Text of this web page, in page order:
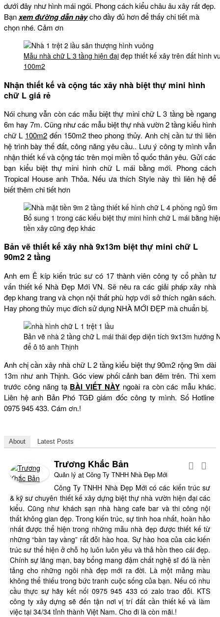
dưới đây như hình mái ngói. Phong cách kiểu châu âu xây rất đẹp.
Bạnxem đường dẫn nàycho đầy đủ hơn để thấy chi tiết mà
chọn nhé. Cảm ơn
Mẫu nhà chữ L 3 tầng hiện đại đẹp thiết kế xây trên đất hình
100m2
Nhận thiết kế và cộng tác xây nhà biệt thự mini hình
chữ L giá rẻ
Nói chung vẫn còn các mẫu biệt thự mini chữ L 3 tầng bề ngang
6m hay 7m. Cũng như các mẫu biệt thự nhà vườn 2 tầng kiểu hình
chữ L 100m2 đến 150m2 theo phong thủy. Anh chị cần tư thì liên
hệ trình bày thế đất, công năng yêu cầu.. Lưu ý công ty mình vẫn
nhận thiết kế và cộng tác trên mọi miền tổ quốc thân yêu. Gửi các
bạn kiểu biệt thự mini hình chữ L mái bằng mới. Phong cách
Tropical House anh Thỏa. Nếu ưa thích Style này thì liên hệ để
biết thêm chi tiết hơn
Bổ sung 1 trong các kiểu biệt thự mini hình chữ L mái bằng
tiền xây cũng đẹp khác
Bản vẽ thiết kế xây nhà 9x13m biệt thự mini chữ L
90m2 2 tầng
Anh em Ê kíp kiến trúc sư có 17 thành viên công ty cổ phần tư
vấn thiết kế Nhà Đẹp Mới VN. Sẽ nêu ra các giải pháp xây nhà
đẹp khang trang và chọn nội thất phù hợp với sở thích ngân sách.
Hay phong thủy mục đích sử dụng NHÀ MỚI ĐẸP mà chuẩn bị.
Bản vẽ nhà 2 tầng chữ L mái thái đẹp diện tích 9x13m hướng
để ô tô anh Thịnh
Anh chị cần xây nhà chữ L 2 tầng kiểu biệt thự 90m2 rộng 9m dài
13m như anh Thịnh. Góc view phối cảnh ban đêm trên. Thì xem
trước công năng tạ BÀI VIẾT NÀY ngoài ra còn các mẫu khác.
Liên hệ anh Bản Phó TGĐ giám đốc công ty mình. Số Hotline
0975 945 433. Cám ơn.!
About Latest Posts
Trương Khắc Bản
Quản lý at Công Ty TNHH Nhà Đẹp Mới
Công Ty TNHH Nhà Đẹp Mới có các kiến trúc sư
& kỹ sư chuyên thiết kế xây dựng biệt thự nhà vườn hiện đại các
kiểu. Cũng như khách sạn nhà hàng cafe bar và thi công nội
thất không gian đẹp. Trong kiến trúc, sự tinh hoa nhất, hoàn hảo
nhất được thể hiện trong những mẫu nhà đẹp được thiết kế từ
những “bàn tay vàng” rất đỗi hào hoa. Sự hào hoa của các kiến
trúc sư thể hiện ở chỗ họ luôn luôn yêu và thả hồn theo cái đẹp.
Chính sự lãng mạn, bay bổng mang đậm chất nghệ sĩ đó là nền
tảng cho những ngôi nhà đẹp mới ra đời. Là một mảng màu
không thể thiếu trong bức tranh cuộc sống của bạn. Nếu có nhu
cầu thực sự hãy kết nối 0975 945 433 có zalo trao đỗi. KTS
công ty xây dựng sẽ đến tận nơi vị trí đất cần thiết kế và làm
việc tại 34/34 tỉnh thành Việt Nam. Cho đi là còn mãi.!